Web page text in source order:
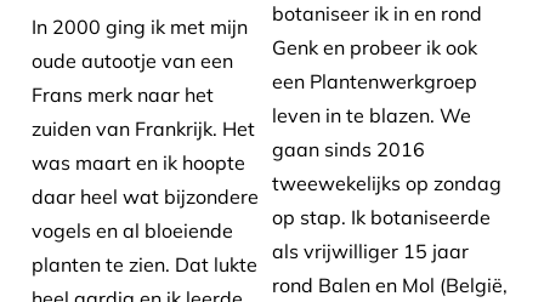
In 2000 ging ik met mijn
oude autootje van een
Frans merk naar het
zuiden van Frankrijk. Het
was maart en ik hoopte
daar heel wat bijzondere
vogels en al bloeiende
planten te zien. Dat lukte
botaniseer ik in en rond
Genk en probeer ik ook
een Plantenwerkgroep
leven in te blazen. We
gaan sinds 2016
tweewekelijks op zondag
op stap. Ik botaniseerde
als vrijwilliger 15 jaar
rond Balen en Mol (België,